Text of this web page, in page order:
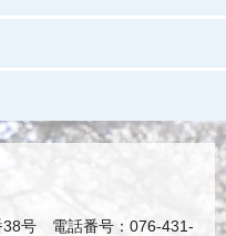
38号 電話番号：076-431-